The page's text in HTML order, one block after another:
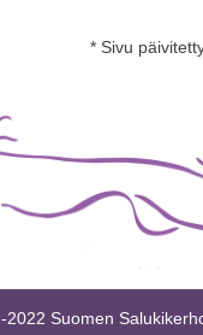
* Sivu
2022 Suomen